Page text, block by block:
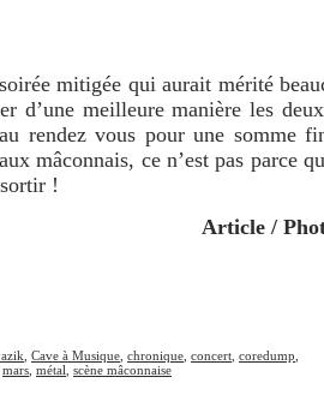
mitigée qui aurait mérité
d’une meilleure manière les
rendez vous pour une somme
mâconnais, ce n’est pas parce
!
Article /
Cave à Musique chronique concert coredump
mars métal scène mâconnaise